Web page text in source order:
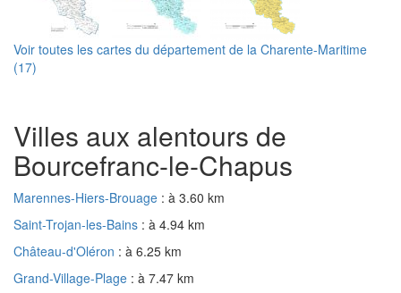
Voir toutes les cartes du département de la Charente-Maritime
(17)
Villes aux alentours de
Bourcefranc-le-Chapus
Marennes-Hiers-Brouage : à 3.60 km
Saint-Trojan-les-Bains : à 4.94 km
Château-d'Oléron : à 6.25 km
Grand-Village-Plage : à 7.47 km